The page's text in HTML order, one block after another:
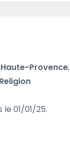
Provence,
Religion
01/01/25.